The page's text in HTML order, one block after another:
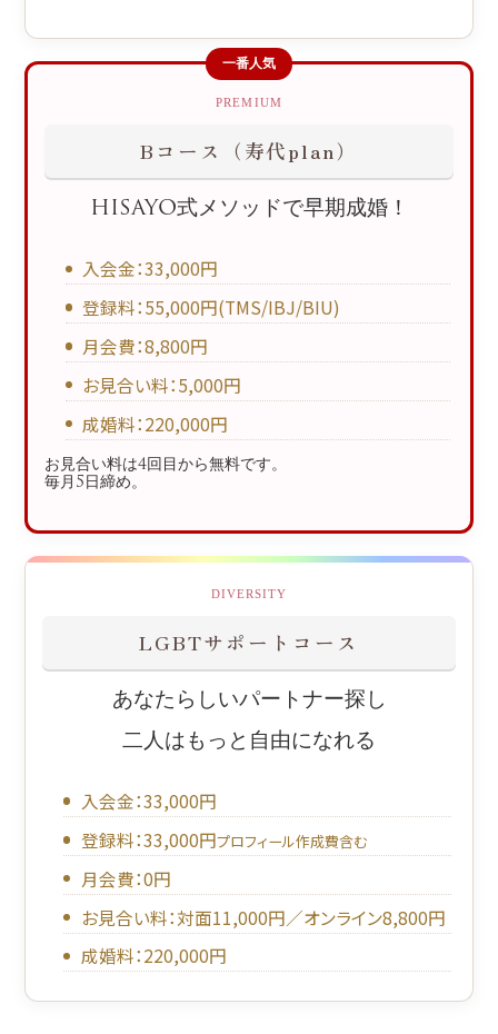
一番人気
PREMIUM
Bコース（寿代plan）
HISAYO式メソッドで早期成婚！
入会金：33,000円
登録料：55,000円(TMS/IBJ/BIU)
月会費：8,800円
お見合い料：5,000円
成婚料：220,000円
お見合い料は4回目から無料です。
毎月5日締め。
DIVERSITY
LGBTサポートコース
あなたらしいパートナー探し
二人はもっと自由になれる
入会金：33,000円
登録料：33,000円プロフィール作成費含む
月会費：0円
お見合い料：対面11,000円／オンライン8,800円
成婚料：220,000円